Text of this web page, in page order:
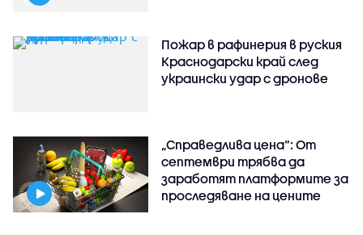
Пожар в рафинерия в руския
Краснодарски край след
украински удар с дронове
„Справедлива цена“: От
септември трябва да
заработят платформите за
проследяване на цените